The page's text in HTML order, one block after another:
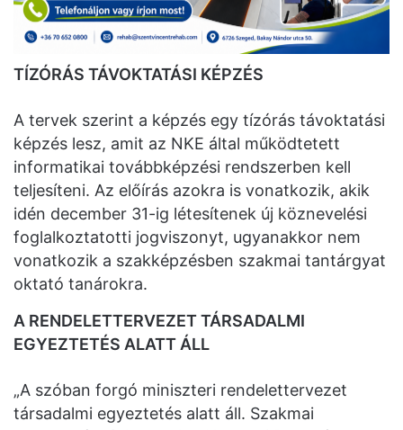
TÍZÓRÁS TÁVOKTATÁSI KÉPZÉS
A tervek szerint a képzés egy tízórás távoktatási
képzés lesz, amit az NKE által működtetett
informatikai továbbképzési rendszerben kell
teljesíteni. Az előírás azokra is vonatkozik, akik
idén december 31-ig létesítenek új köznevelési
foglalkoztatotti jogviszonyt, ugyanakkor nem
vonatkozik a szakképzésben szakmai tantárgyat
oktató tanárokra.
A RENDELETTERVEZET TÁRSADALMI
EGYEZTETÉS ALATT ÁLL
„A szóban forgó miniszteri rendelettervezet
társadalmi egyeztetés alatt áll. Szakmai